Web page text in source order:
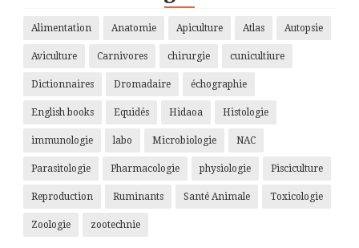
Alimentation Anatomie Apiculture Atlas Autopsie
Aviculture Carnivores chirurgie cunicultiure
Dictionnaires Dromadaire échographie
English books Equidés Hidaoa Histologie
immunologie labo Microbiologie NAC
Parasitologie Pharmacologie physiologie Pisciculture
Reproduction Ruminants Santé Animale Toxicologie
Zoologie zootechnie